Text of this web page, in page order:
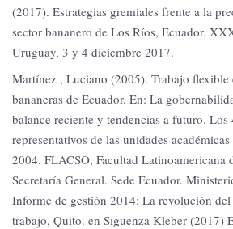
(2017). Estrategias gremiales frente a la
sector bananero de Los Ríos, Ecuador.
Uruguay, 3 y 4 diciembre 2017.
Martínez , Luciano (2005). Trabajo flexible
bananeras de Ecuador. En: La
balance reciente y tendencias a futuro. Los
representativos de las unidades
2004. FLACSO, Facultad Latinoamericana
Secretaría General. Sede Ecuador.
Informe de gestión 2014: La revolución
trabajo, Quito. en Siguenza Kleber (2017)